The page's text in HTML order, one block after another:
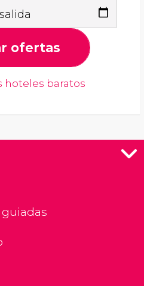
ofertas
hoteles baratos
guiadas